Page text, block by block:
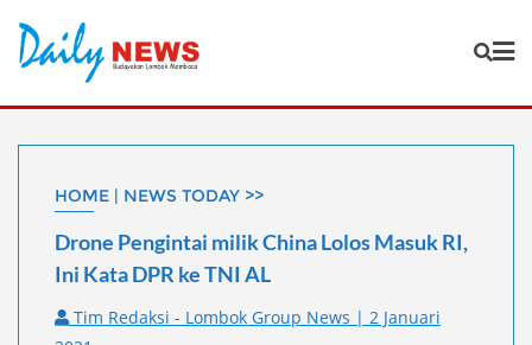
content
HOME | NEWS TODAY >>
Drone Pengintai milik China Lolos Masuk RI,
Ini Kata DPR ke TNI AL
Tim Redaksi - Lombok Group News | 2 Januari